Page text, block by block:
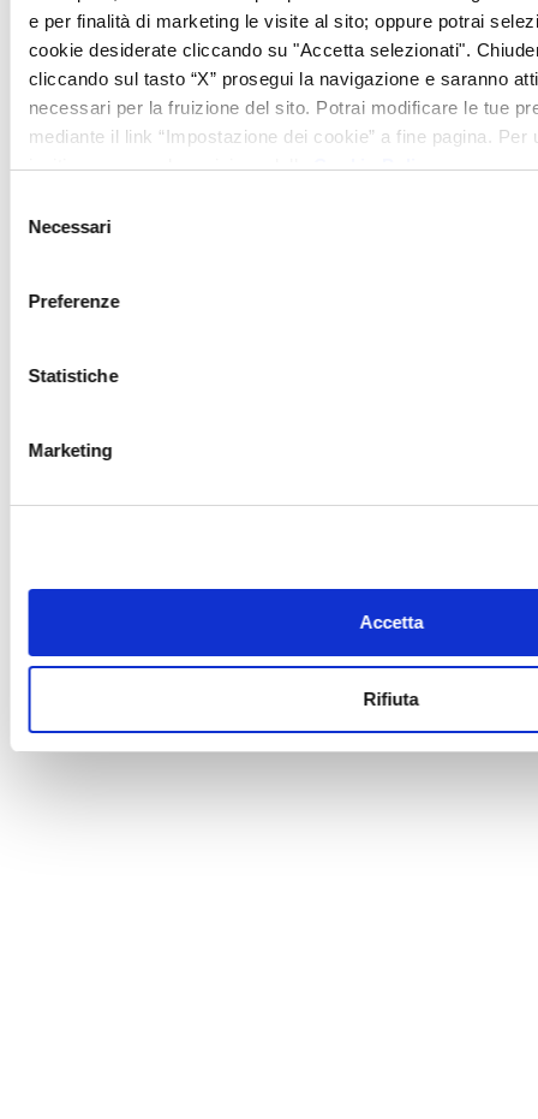
e per finalità di marketing le visite al sito; oppure potrai
cookie desiderate cliccando su "Accetta selezionati".
cliccando sul tasto “X” prosegui la navigazione e saranno
necessari per la fruizione del sito. Potrai modificare le tue
mediante il link “Impostazione dei cookie” a fine pagina. Per
invitiamo a prendere visione dellaCookie Policy.
delNecessari
Preferenze
Statistiche
Marketing
Accetta
Rifiuta